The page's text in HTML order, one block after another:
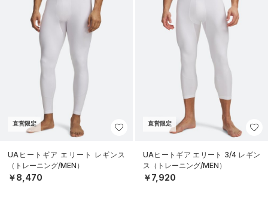
直営限定
UAヒートギア エリート レギンス
（トレーニング/MEN）
￥8,470
直営限定
UAヒートギア エリート 3/4 レギン
ス（トレーニング/MEN）
￥7,920